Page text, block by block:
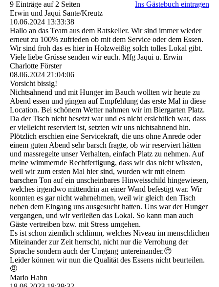
9 Einträge auf 2 Seiten
Ins Gästebuch eintragen
Erwin und Jaqui Sante/Kreutz
10.06.2024 13:33:38
Hallo an das Team aus dem Ratskeller. Wir sind immer wieder
erneut zu 100% zufrieden ob mit dem Service oder dem Essen.
Wir sind froh das es hier in Holzweißig solch tolles Lokal gibt.
Viele liebe Grüsse senden wir euch. Mfg Jaqui u. Erwin
Charlotte Förster
08.06.2024 21:04:06
Vorsicht bissig!
Nichtsahnend und mit Hunger im Bauch wollten wir heute zu
Abend essen und gingen auf Empfehlung das erste Mal in diese
Location. Bei schönem Wetter nahmen wir im Biergarten Platz.
Da der Tisch nicht besetzt war und es nicht ersichtlich war, dass
er vielleicht reserviert ist, setzten wir uns nichtsahnend hin.
Plötzlich erschien eine Servicekraft, die uns ohne Anrede oder
einem guten Abend sehr barsch fragte, ob wir reserviert hätten
und massregelte unser Verhalten, einfach Platz zu nehmen. Auf
meine wimmernde Rechtfertigung, dass wir das nicht wüssten,
weil wir zum ersten Mal hier sind, wurden wir mit einem
barschen Ton auf ein unscheinbares Hinweisschild hingewiesen,
welches irgendwo mittendrin an einer Wand befestigt war. Wir
konnten es gar nicht wahrnehmen, weil wir gleich den Tisch
neben dem Eingang uns ausgesucht hatten. Uns war der Hunger
vergangen, und wir verließen das Lokal. So kann man auch
Gäste vertreiben bzw. mit Stress umgehen.
Es ist schon ziemlich schlimm, welches Niveau im menschlichen
Miteinander zur Zeit herrscht, nicht nur die Verrohung der
Sprache sondern auch der Umgang untereinander.😔
Leider können wir nun die Qualität des Essens nicht beurteilen.
🤨
Mario Hahn